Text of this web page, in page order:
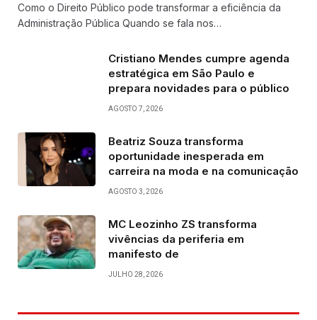
Como o Direito Público pode transformar a eficiência da
Administração Pública Quando se fala nos…
Cristiano Mendes cumpre agenda
estratégica em São Paulo e
prepara novidades para o público
AGOSTO 7, 2026
Beatriz Souza transforma
oportunidade inesperada em
carreira na moda e na comunicação
AGOSTO 3, 2026
MC Leozinho ZS transforma
vivências da periferia em
manifesto de
JULHO 28, 2026